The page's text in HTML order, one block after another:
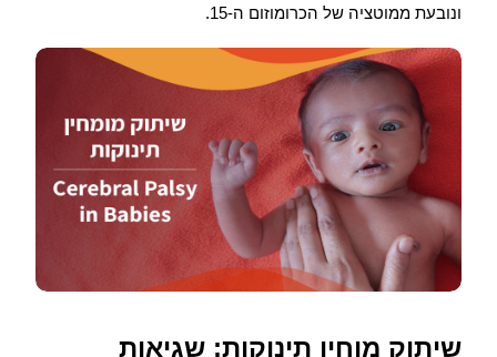
ונובעת ממוטציה של הכרומוזום ה-15.
שיתוק מוחין תינוקות: שגיאות